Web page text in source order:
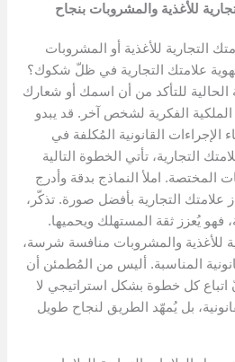
للأغذية والمشروبات بنجاح
التجارية للأغذية أو المشروبات
علامتك التجارية في ظلّ شكوك؟
الحالية للتأكد من أن اسمك أو شعارك
الفكرية لشخص آخر. قد يبدو
الإجراءات القانونية المُكلفة في
التجارية، تأتي الخطوة التالية
المختصة. املأ النماذج بدقة وأدرج
علامتك التجارية بأفضل صورة. تذكّر،
فهو يُعزز ثقة المستهلك ويحميها.
للأغذية والمشروبات منافسة شرسة،
المناسبة. أليس من المُطمئن أن
كل خطوة بشكل استراتيجي لا
بل يُمهّد الطريق لنجاح طويل